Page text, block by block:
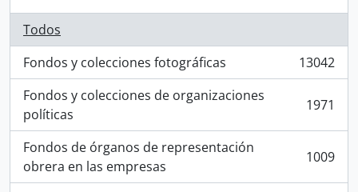
Todos
Fondos y colecciones fotográficas
, 13042 resultados
13042
Fondos y colecciones de organizaciones
políticas
, 1971 resultados 1971
Fondos de órganos de representación
obrera en las empresas
, 1009 resultados 1009